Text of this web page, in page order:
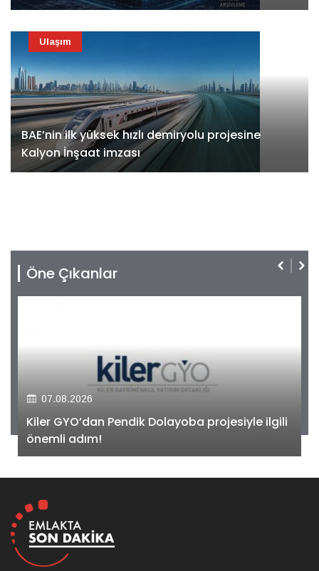
BAE’nin ilk yüksek hızlı demiryolu projesine
Kalyon İnşaat imzası
Ulaşım
Öne Çıkanlar
07.08.2026
Kiler GYO’dan Pendik Dolayoba projesiyle ilgili
önemli adım!